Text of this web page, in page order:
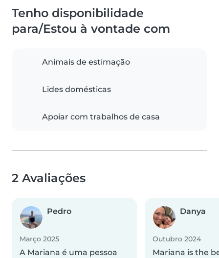
Tenho disponibilidade
para/Estou à vontade com
Animais de estimação
Lides domésticas
Apoiar com trabalhos de casa
2 Avaliações
Pedro
Março 2025
A Mariana é uma pessoa
Danya
Outubro 2024
Mariana is the